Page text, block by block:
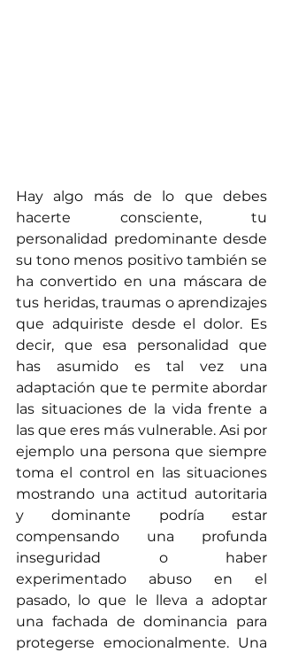
Hay algo más de lo que debes
hacerte consciente, tu
personalidad predominante desde
su tono menos positivo también se
ha convertido en una máscara de
tus heridas, traumas o aprendizajes
que adquiriste desde el dolor. Es
decir, que esa personalidad que
has asumido es tal vez una
adaptación que te permite abordar
las situaciones de la vida frente a
las que eres más vulnerable. Asi por
ejemplo una persona que siempre
toma el control en las situaciones
mostrando una actitud autoritaria
y dominante podría estar
compensando una profunda
inseguridad o haber
experimentado abuso en el
pasado, lo que le lleva a adoptar
una fachada de dominancia para
protegerse emocionalmente. Una